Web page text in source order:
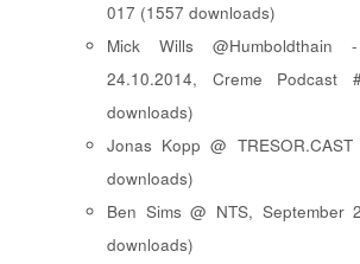
017 (1557 downloads)
Mick Wills
24.10.2014, Creme Podcast
downloads)
Jonas Kopp @
downloads)
Ben Sims @ NTS, September
downloads)